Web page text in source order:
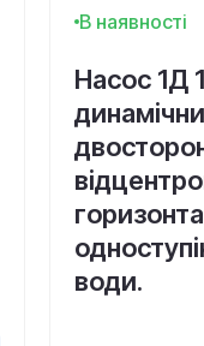
В наявності
Насос 1Д
води.